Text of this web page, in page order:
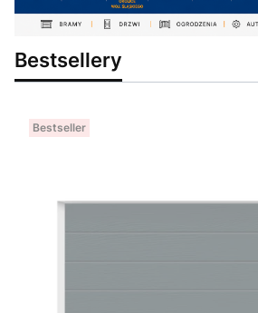
Bestsellery
Bestseller